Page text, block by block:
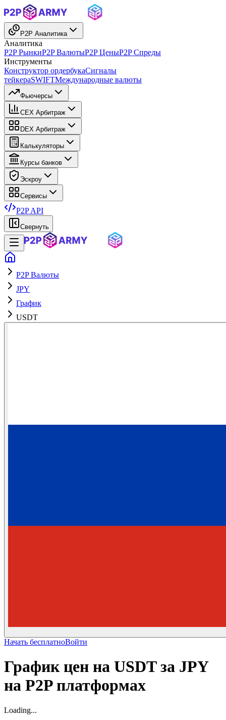
P2P Аналитика
Аналитика
P2P РынкиP2P ВалютыP2P ЦеныP2P Спреды
Инструменты
Конструктор ордербукаСигналы
тейкераSWIFTМеждународные валюты
Фьючерсы
CEX Арбитраж
DEX Арбитраж
Калькуляторы
Курсы банков
Эскроу
Сервисы
P2P API
Свернуть
P2P Валюты
JPY
График
USDT
Начать бесплатноВойти
График цен на USDT за JPY
на P2P платформах
Loading...